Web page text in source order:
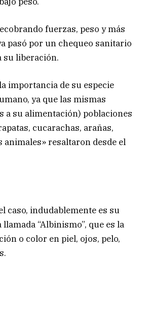
fuerzas, peso y más
pasó por un chequeo sanitario
su liberación.
importancia de su especie
ya que las mismas
a su alimentación) poblaciones
cucarachas, arañas,
animales» resaltaron desde el
caso, indudablemente es su
“Albinismo”, que es la
o color en piel, ojos, pelo,